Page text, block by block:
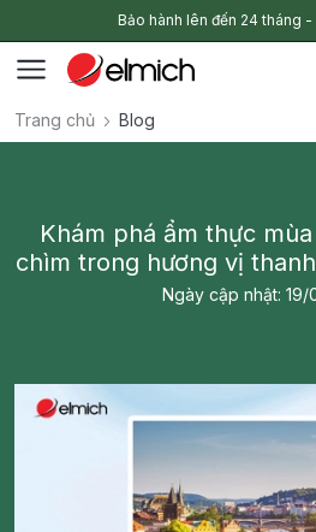
Bảo hành lên đến 24 tháng -
Trang chủ Blog
Khám phá ẩm thực
chìm trong hương vị
Ngày cập nhật: 19/